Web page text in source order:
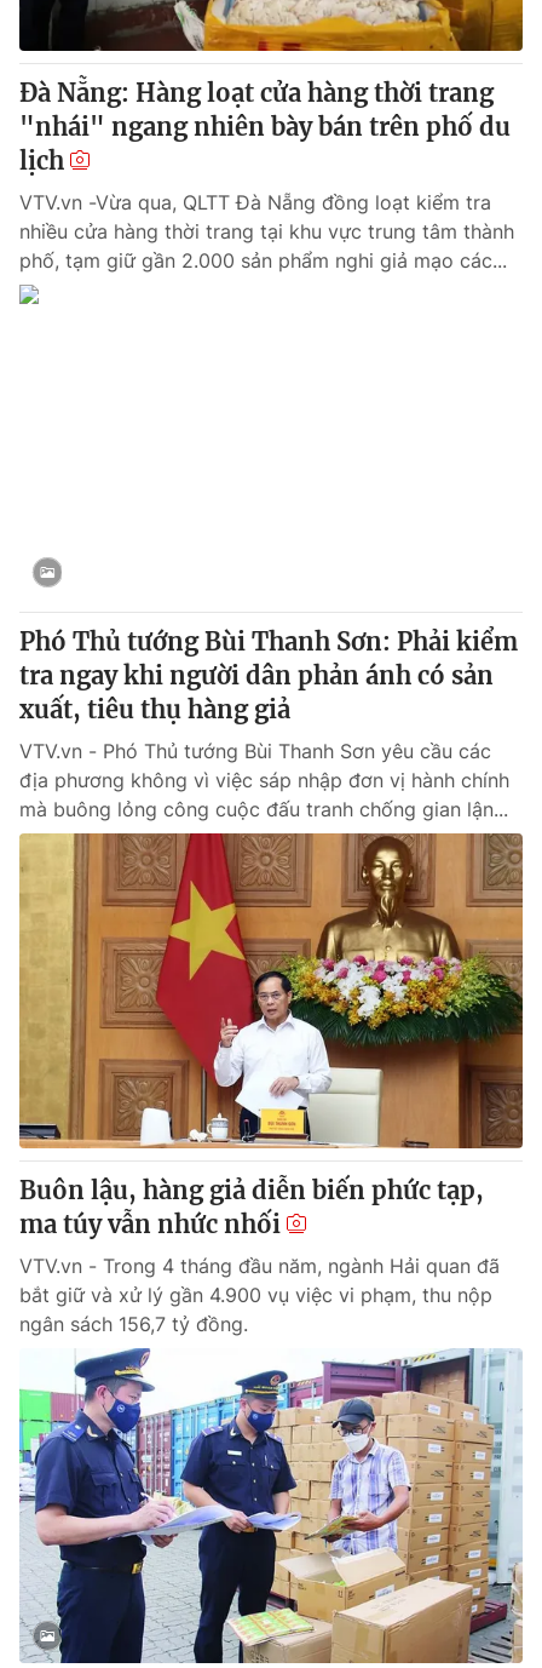
Đà Nẵng: Hàng loạt cửa hàng thời trang
"nhái" ngang nhiên bày bán trên phố du
lịch
VTV.vn -Vừa qua, QLTT Đà Nẵng đồng loạt kiểm tra
nhiều cửa hàng thời trang tại khu vực trung tâm thành
phố, tạm giữ gần 2.000 sản phẩm nghi giả mạo các...
Phó Thủ tướng Bùi Thanh Sơn: Phải kiểm
tra ngay khi người dân phản ánh có sản
xuất, tiêu thụ hàng giả
VTV.vn - Phó Thủ tướng Bùi Thanh Sơn yêu cầu các
địa phương không vì việc sáp nhập đơn vị hành chính
mà buông lỏng công cuộc đấu tranh chống gian lận...
Buôn lậu, hàng giả diễn biến phức tạp,
ma túy vẫn nhức nhối
VTV.vn - Trong 4 tháng đầu năm, ngành Hải quan đã
bắt giữ và xử lý gần 4.900 vụ việc vi phạm, thu nộp
ngân sách 156,7 tỷ đồng.